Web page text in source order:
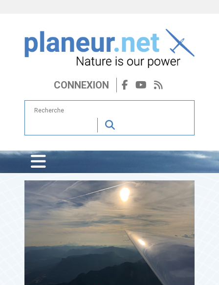
CONNEXION